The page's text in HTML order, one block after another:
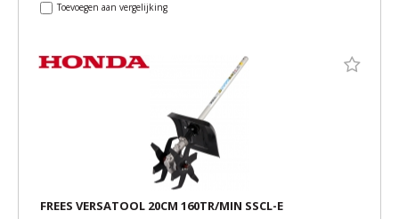
Toevoegen aan vergelijking
FREES VERSATOOL 20CM 160TR/MIN SSCL-E